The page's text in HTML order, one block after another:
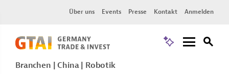
Über uns Events Presse Kontakt Anmelden
Branchen | China | Robotik